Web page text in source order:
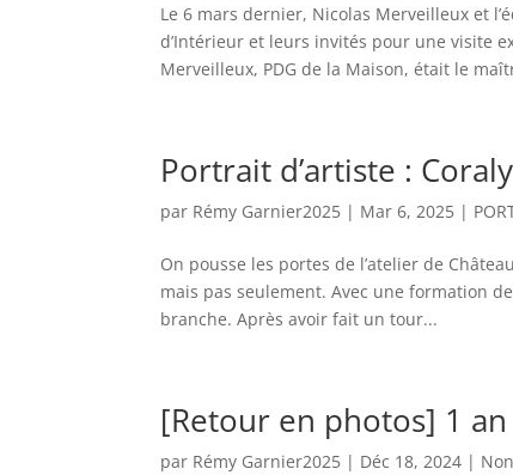
Le 6 mars dernier, Nicolas Merveilleux et
d’Intérieur et leurs invités pour une visite
Merveilleux, PDG de la Maison, était le
Portrait d’artiste :
par Rémy Garnier2025 | Mar 6, 2025 |
On pousse les portes de l’atelier de
mais pas seulement. Avec une formation
branche. Après avoir fait un tour...
[Retour en photos] 1
par Rémy Garnier2025 | Déc 18, 2024 |